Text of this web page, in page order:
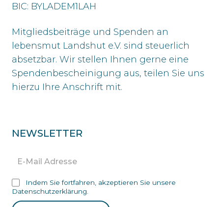
BIC: BYLADEM1LAH
Mitgliedsbeiträge und Spenden an
lebensmut Landshut e.V. sind steuerlich
absetzbar. Wir stellen Ihnen gerne eine
Spendenbescheinigung aus, teilen Sie uns
hierzu Ihre Anschrift mit.
NEWSLETTER
Indem Sie fortfahren, akzeptieren Sie unsere
Datenschutzerklärung.